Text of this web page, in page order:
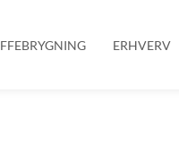
ERHVERV